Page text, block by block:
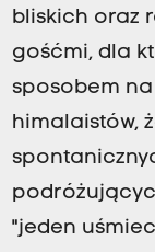
bliskich oraz
gośćmi, dla
sposobem
himalaistów,
"jeden